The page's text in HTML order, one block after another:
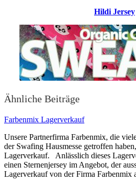
Hildi Jersey
Ähnliche Beiträge
Farbenmix Lagerverkauf
Unsere Partnerfirma Farbenmix, die
der Swafing Hausmesse getroffen
Lagerverkauf. Anlässlich dieses
einen Sternenjersey im Angebot, der
Lagerverkauf von der Firma